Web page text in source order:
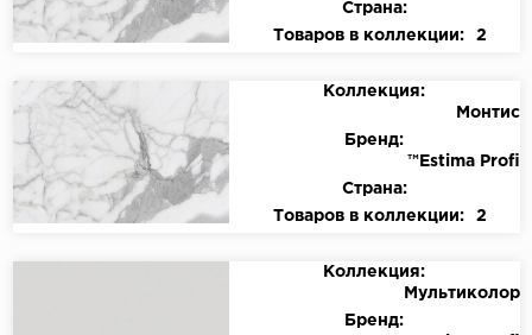
Страна:
Товаров в коллекции:
2
Коллекция:
Монтис
Бренд:
™Estima Profi
Страна:
Товаров в коллекции:
2
Коллекция:
Мультиколор
Бренд: